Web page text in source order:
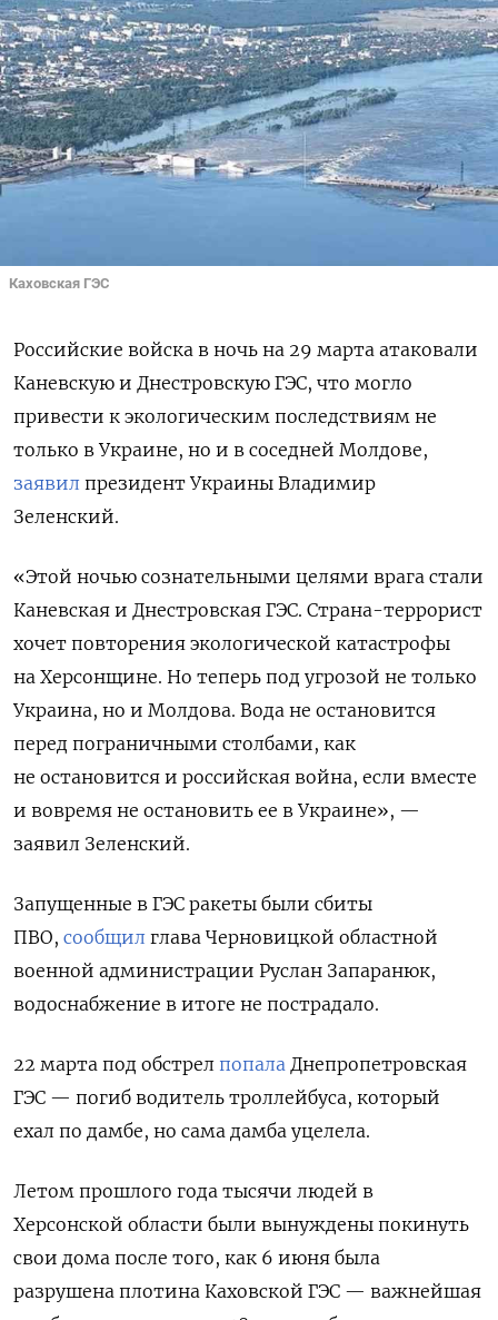
Каховская ГЭС
Российские войска в ночь на 29 марта атаковали
Каневскую и Днестровскую ГЭС, что могло
привести к экологическим последствиям не
только в Украине, но и в соседней Молдове,
заявил президент Украины Владимир
Зеленский.
«Этой ночью сознательными целями врага стали
Каневская и Днестровская ГЭС. Страна-террорист
хочет повторения экологической катастрофы
на Херсонщине. Но теперь под угрозой не только
Украина, но и Молдова. Вода не остановится
перед пограничными столбами, как
не остановится и российская война, если вместе
и вовремя не остановить ее в Украине», —
заявил Зеленский.
Запущенные в ГЭС ракеты были сбиты
ПВО, сообщил глава Черновицкой областной
военной администрации Руслан Запаранюк,
водоснабжение в итоге не пострадало.
22 марта под обстрел попала Днепропетровская
ГЭС — погиб водитель троллейбуса, который
ехал по дамбе, но сама дамба уцелела.
Летом прошлого года тысячи людей в
Херсонской области были вынуждены покинуть
свои дома после того, как 6 июня была
разрушена плотина Каховской ГЭС — важнейшая